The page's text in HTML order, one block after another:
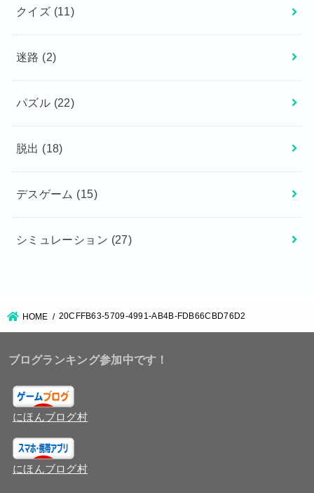
クイズ (11)
迷路 (2)
パズル (22)
脱出 (18)
デスゲーム (15)
シミュレーション (27)
HOME 20CFFB63-5709-4991-AB4B-FDB66CBD76D2
ブログランキング参加中です！
にほんブログ村
にほんブログ村